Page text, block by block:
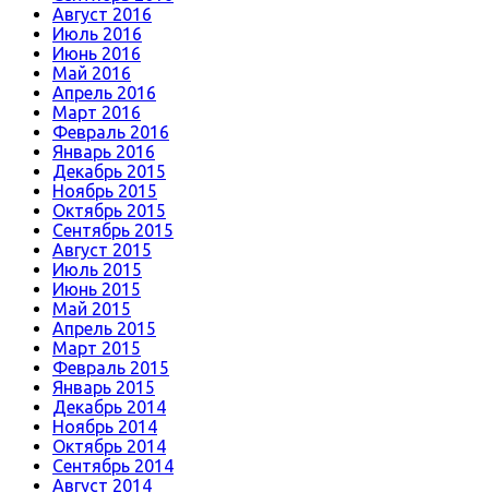
Август 2016
Июль 2016
Июнь 2016
Май 2016
Апрель 2016
Март 2016
Февраль 2016
Январь 2016
Декабрь 2015
Ноябрь 2015
Октябрь 2015
Сентябрь 2015
Август 2015
Июль 2015
Июнь 2015
Май 2015
Апрель 2015
Март 2015
Февраль 2015
Январь 2015
Декабрь 2014
Ноябрь 2014
Октябрь 2014
Сентябрь 2014
Август 2014